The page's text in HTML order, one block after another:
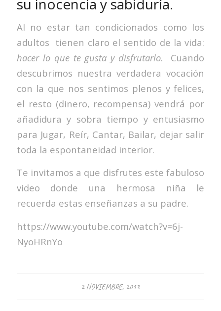
su inocencia y sabiduría.
Al no estar tan condicionados como los
adultos tienen claro el sentido de la vida:
hacer lo que te gusta y disfrutarlo. Cuando
descubrimos nuestra verdadera vocación
con la que nos sentimos plenos y felices,
el resto (dinero, recompensa) vendrá por
añadidura y sobra tiempo y entusiasmo
para Jugar, Reír, Cantar, Bailar, dejar salir
toda la espontaneidad interior.
Te invitamos a que disfrutes este fabuloso
video donde una hermosa niña le
recuerda estas enseñanzas a su padre.
https://www.youtube.com/watch?v=6j-
NyoHRnYo
2 NOVIEMBRE, 2013